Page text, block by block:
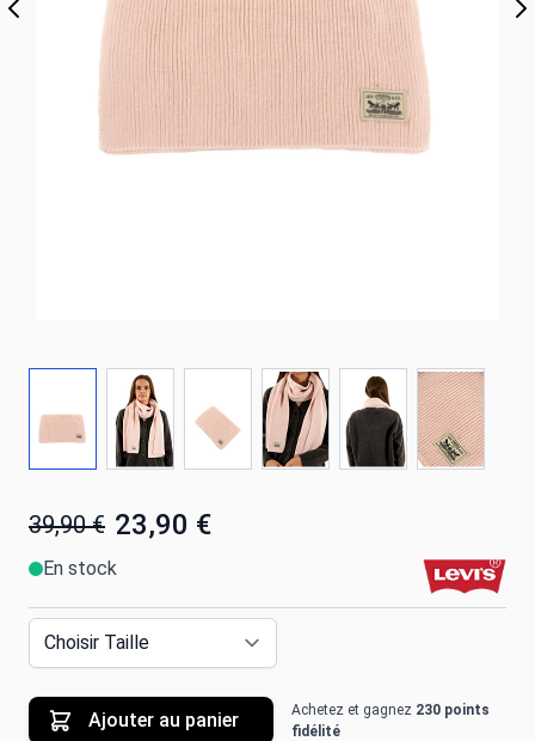
39,90 € 23,90 €
En stock
Ajouter au panier Achetez et gagnez 230 points
fidélité